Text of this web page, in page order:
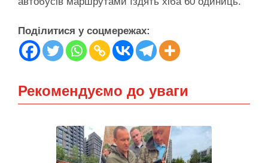
Поділитися у соцмережах:
Рекомендуємо до уваги